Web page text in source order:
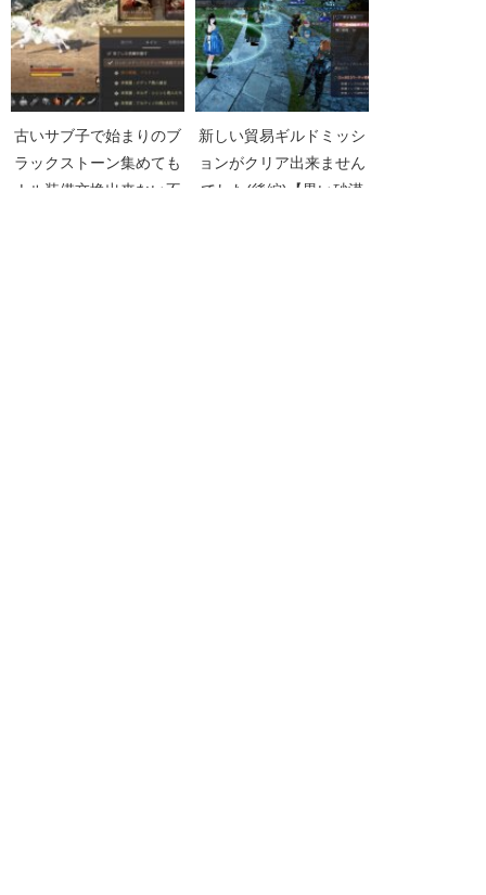
古いサブ子で始まりのブ
ラックストーン集めても
ナル装備交換出来ない不
新しい貿易ギルドミッシ
ョンがクリア出来ません
でした(後編)【黒い砂漠